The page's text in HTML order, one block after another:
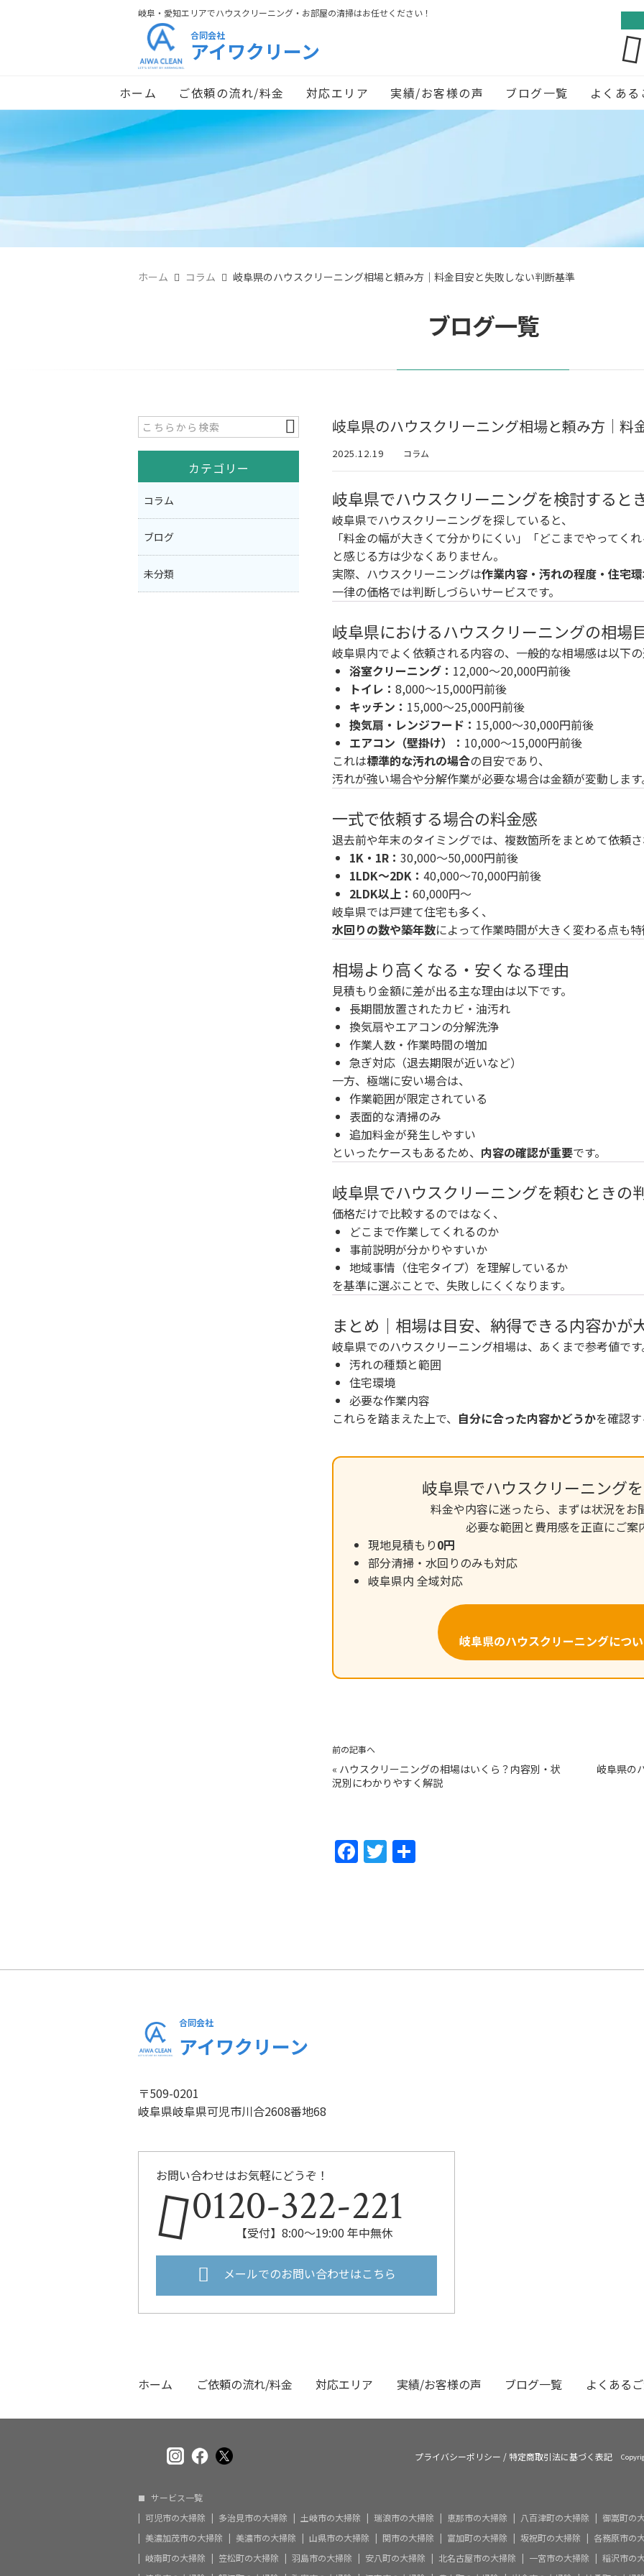
岐阜・愛知エリアでハウスクリーニング・お部屋の清掃はお任せください！
合同会社
アイワクリーン
ホーム ご依頼の流れ/料金 対応エリア 実績/お客様の声 ブログ一覧 よくあ
ホーム コラム 岐阜県のハウスクリーニング相場と頼み方｜料金目安と失敗しない判断基準
ブログ一覧
岐阜県のハウスクリーニング相場と頼み方｜料
2025.12.19 コラム
岐阜県でハウスクリーニングを検討すると
岐阜県でハウスクリーニングを探していると、
「料金の幅が大きくて分かりにくい」「どこまでやってく
と感じる方は少なくありません。
実際、ハウスクリーニングは作業内容・汚れの程度・住宅
一律の価格では判断しづらいサービスです。
岐阜県におけるハウスクリーニングの相場
岐阜県内でよく依頼される内容の、一般的な相場感は以下
浴室クリーニング： 12,000〜20,000円前後
トイレ： 8,000〜15,000円前後
キッチン： 15,000〜25,000円前後
換気扇・レンジフード： 15,000〜30,000円前後
エアコン（壁掛け）： 10,000〜15,000円前後
これは標準的な汚れの場合の目安であり、
汚れが強い場合や分解作業が必要な場合は金額が変動しま
一式で依頼する場合の料金感
退去前や年末のタイミングでは、複数箇所をまとめて依頼
1K・1R： 30,000〜50,000円前後
1LDK〜2DK： 40,000〜70,000円前後
2LDK以上： 60,000円〜
岐阜県では戸建て住宅も多く、
水回りの数や築年数によって作業時間が大きく変わる点も
相場より高くなる・安くなる理由
見積もり金額に差が出る主な理由は以下です。
長期間放置されたカビ・油汚れ
換気扇やエアコンの分解洗浄
作業人数・作業時間の増加
急ぎ対応（退去期限が近いなど）
一方、極端に安い場合は、
作業範囲が限定されている
表面的な清掃のみ
追加料金が発生しやすい
といったケースもあるため、 内容の確認が重要です。
岐阜県でハウスクリーニングを頼むときの
価格だけで比較するのではなく、
どこまで作業してくれるのか
事前説明が分かりやすいか
地域事情（住宅タイプ）を理解しているか
を基準に選ぶことで、失敗しにくくなります。
まとめ｜相場は目安、納得できる内容かが
岐阜県でのハウスクリーニング相場は、あくまで参考値で
汚れの種類と範囲
住宅環境
必要な作業内容
これらを踏まえた上で、 自分に合った内容かどうかを確認
岐阜県でハウスクリーニング
料金や内容に迷ったら、まずは状況をお
必要な範囲と費用感を正直にご案
現地見積もり0円
部分清掃・水回りのみも対応
岐阜県内 全域対応
岐阜県のハウスクリーニングにつ
前の記事へ
« ハウスクリーニングの相場はいくら？内容別・状
況別にわかりやすく解説
岐阜県の
F
o
T
カテゴリー
コラム
ブログ
未分類
合同会社
アイワクリーン
〒509-0201
岐阜県岐阜県可児市川合2608番地68
お問い合わせはお気軽にどうぞ！
0120-322-221
【受付】8:00～19:00 年中無休
メールでのお問い合わせはこちら
ホーム ご依頼の流れ/料金 対応エリア 実績/お客様の声 ブログ一覧 よくある
プライバシーポリシー /特定商取引法に基づく表記
サービス一覧
可児市の大掃除
多治見市の大掃除 土岐市の大掃除 瑞浪市の大掃除 恵那市の大掃除 八百津町の大掃除
御嵩町の
美濃加茂市の大掃除
美濃市の大掃除 山県市の大掃除 関市の大掃除 富加町の大掃除 坂祝町の大掃除
各務原市の
岐南町の大掃除
笠松町の大掃除 羽島市の大掃除 安八町の大掃除 北名古屋市の大掃除 一宮市の大掃除
稲沢市の